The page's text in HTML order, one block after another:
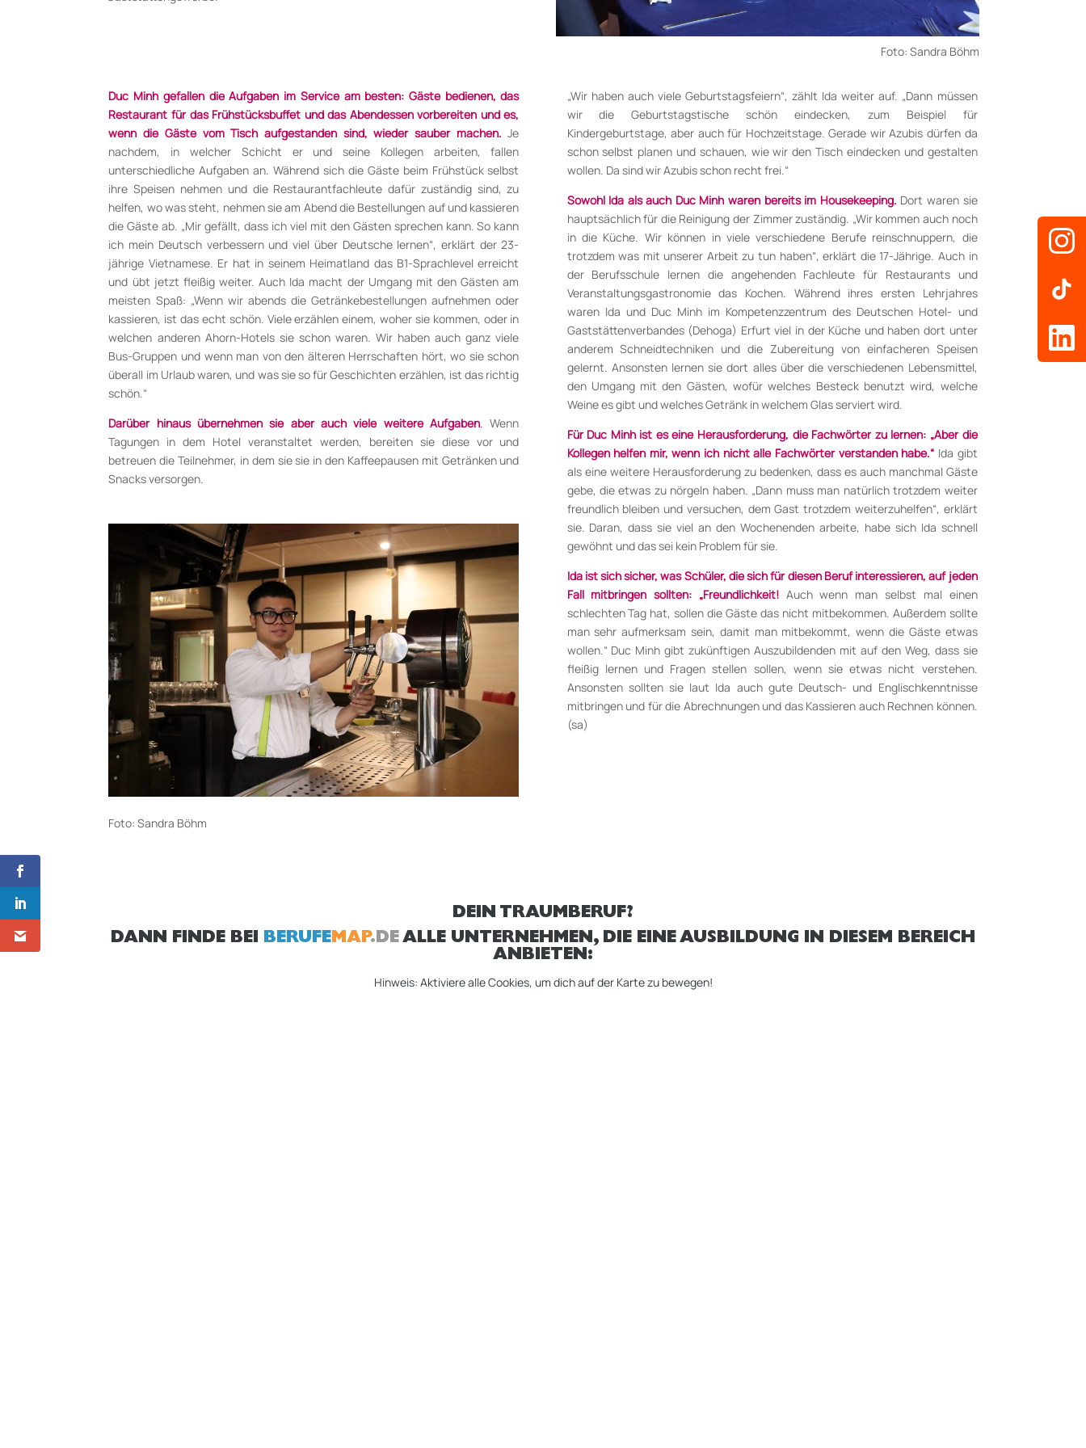
Foto: Sandra Böhm
Duc Minh gefallen die Aufgaben im Service am besten: Gäste bedienen, das
Restaurant für das Frühstücksbuffet und das Abendessen vor­bereiten und es,
wenn die Gäste vom Tisch aufgestanden sind, wieder sauber machen. Je
nachdem, in welcher Schicht er und seine Kollegen arbeiten, fallen
unterschiedliche Aufgaben an. Während sich die Gäste beim Frühstück selbst
ihre Speisen nehmen und die Restaurantfachleute dafür zuständig sind, zu
helfen, wo was steht, nehmen sie am Abend die Bestellungen auf und kassieren
die Gäste ab. „Mir gefällt, dass ich viel mit den Gästen sprechen kann. So kann
ich mein Deutsch verbessern und viel über Deutsche lernen“, erklärt der 23-
jährige Vietnamese. Er hat in seinem Heimatland das B1-Sprachlevel erreicht
und übt jetzt fleißig weiter. Auch Ida macht der Umgang mit den Gästen am
meisten Spaß: „Wenn wir abends die Getränkebestellungen aufnehmen oder
kassieren, ist das echt schön. Viele erzählen einem, woher sie kommen, oder in
welchen anderen Ahorn-Hotels sie schon waren. Wir haben auch ganz viele
Bus-Gruppen und wenn man von den älteren Herrschaften hört, wo sie schon
überall im Urlaub waren, und was sie so für Geschichten erzählen, ist das richtig
schön.“
Darüber hinaus übernehmen sie aber auch viele weitere Aufgaben.Wenn
Tagungen in dem Hotel veranstaltet werden, bereiten sie diese vor und
betreuen die Teilnehmer, in dem sie sie in den Kaffeepausen mit Getränken und
Snacks versorgen.
Foto: Sandra Böhm
„Wir haben auch viele Geburtstags­feiern“, zählt Ida weiter auf. „Dann müssen
wir die Geburtstagstische schön eindecken, zum Bei­spiel für
Kindergeburtstage, aber auch für Hochzeitstage. Gerade wir Azubis dürfen da
schon selbst planen und schauen, wie wir den Tisch eindecken und gestalten
wollen. Da sind wir Azubis schon recht frei.“
Sowohl Ida als auch Duc Minh waren bereits im Housekeeping. Dort waren sie
hauptsächlich für die Reinigung der Zimmer zuständig. „Wir kommen auch noch
in die Küche. Wir können in viele verschiedene Berufe reinschnuppern, die
trotzdem was mit unserer Arbeit zu tun haben“, erklärt die 17-Jährige. Auch in
der Berufsschule lernen die angehenden Fachleute für Restaurants und
Veranstaltungs­gastronomie das Kochen. Während ihres ersten Lehrjahres
waren Ida und Duc Minh im Kompetenzzentrum des Deutschen Hotel- und
Gaststättenverbandes (Dehoga) Erfurt viel in der Küche und haben dort unter
anderem Schneidtechniken und die Zubereitung von einfacheren Speisen
gelernt. Ansonsten lernen sie dort alles über die verschiedenen Lebens­mittel,
den Umgang mit den Gästen, wofür welches Besteck benutzt wird, welche
Weine es gibt und welches Getränk in welchem Glas serviert wird.
Für Duc Minh ist es eine Herausforderung, die Fachwörter zu lernen: „Aber die
Kollegen helfen mir, wenn ich nicht alle Fachwörter verstanden habe.“ Ida gibt
als eine weitere Herausforderung zu bedenken, dass es auch manchmal Gäste
gebe, die etwas zu nörgeln haben. „Dann muss man natürlich trotzdem weiter
freundlich bleiben und versuchen, dem Gast trotzdem weiterzuhelfen“, erklärt
sie. Daran, dass sie viel an den Wochenenden arbeite, habe sich Ida schnell
gewöhnt und das sei kein Problem für sie.
Ida ist sich sicher, was Schüler, die sich für diesen Beruf interessieren, auf jeden
Fall mitbringen sollten: „Freundlichkeit!Auch wenn man selbst mal einen
schlechten Tag hat, sollen die Gäste das nicht mitbekommen. Außerdem sollte
man sehr aufmerksam sein, damit man mitbekommt, wenn die Gäste etwas
wollen.“ Duc Minh gibt zukünftigen Auszubildenden mit auf den Weg, dass sie
fleißig lernen und Fragen stellen sollen, wenn sie etwas nicht verstehen.
Ansonsten sollten sie laut Ida auch gute Deutsch- und Englischkenntnisse
mitbringen und für die Abrechnungen und das Kassieren auch Rechnen können.
(sa)
DEIN TRAUMBERUF?
DANN FINDE BEI BERUFEMAP.DEALLE UNTERNEHMEN, DIE EINE AUSBILDUNG IN DIESEM BEREICH
ANBIETEN:
Hinweis: Aktiviere alle Cookies, um dich auf der Karte zu bewegen!